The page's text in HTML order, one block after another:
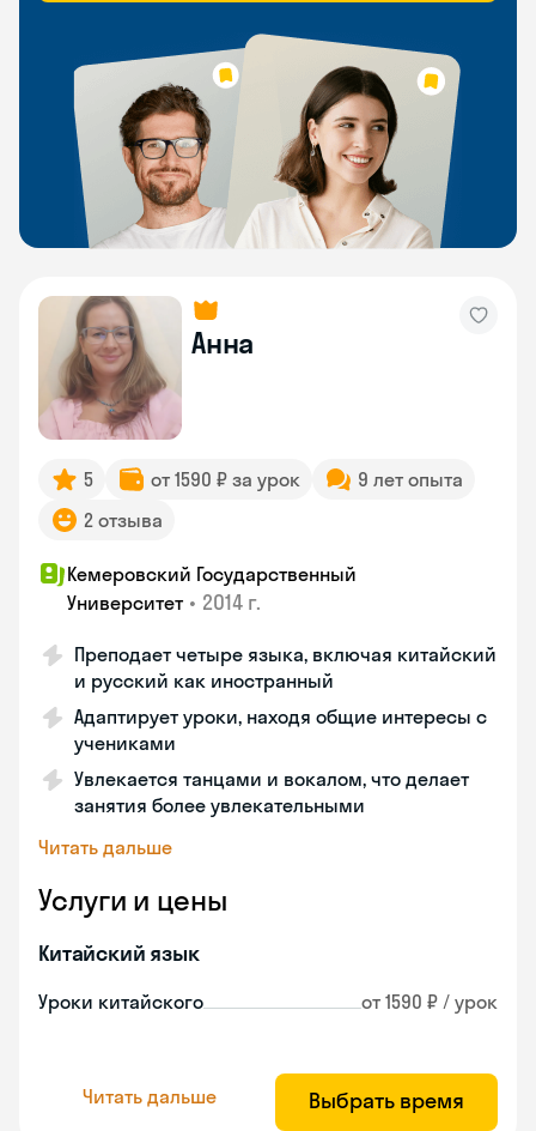
Анна
5 от 1590 ₽ за урок
9 лет опыта
2 отзыва
Кемеровский Государственный
Университет • 2014 г.
Преподает четыре языка, включая китайский
и русский как иностранный
Адаптирует уроки, находя общие интересы с
учениками
Увлекается танцами и вокалом, что делает
занятия более увлекательными
Читать дальше
Услуги и цены
Китайский язык
Уроки китайского от 1590 ₽ / урок
Читать дальше Выбрать время